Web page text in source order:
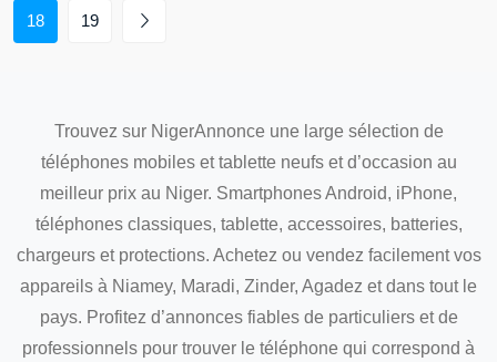
18 19
Trouvez sur NigerAnnonce une large sélection de
téléphones mobiles et tablette neufs et d’occasion au
meilleur prix au Niger. Smartphones Android, iPhone,
téléphones classiques, tablette, accessoires, batteries,
chargeurs et protections. Achetez ou vendez facilement vos
appareils à Niamey, Maradi, Zinder, Agadez et dans tout le
pays. Profitez d’annonces fiables de particuliers et de
professionnels pour trouver le téléphone qui correspond à